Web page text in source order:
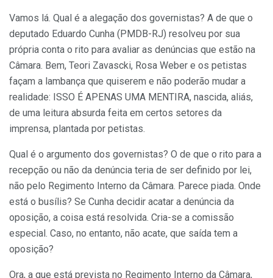
Vamos lá. Qual é a alegação dos governistas? A de que o
deputado Eduardo Cunha (PMDB-RJ) resolveu por sua
própria conta o rito para avaliar as denúncias que estão na
Câmara. Bem, Teori Zavascki, Rosa Weber e os petistas
façam a lambança que quiserem e não poderão mudar a
realidade: ISSO É APENAS UMA MENTIRA, nascida, aliás,
de uma leitura absurda feita em certos setores da
imprensa, plantada por petistas.
Qual é o argumento dos governistas? O de que o rito para a
recepção ou não da denúncia teria de ser definido por lei,
não pelo Regimento Interno da Câmara. Parece piada. Onde
está o busílis? Se Cunha decidir acatar a denúncia da
oposição, a coisa está resolvida. Cria-se a comissão
especial. Caso, no entanto, não acate, que saída tem a
oposição?
Ora, a que está prevista no Regimento Interno da Câmara,